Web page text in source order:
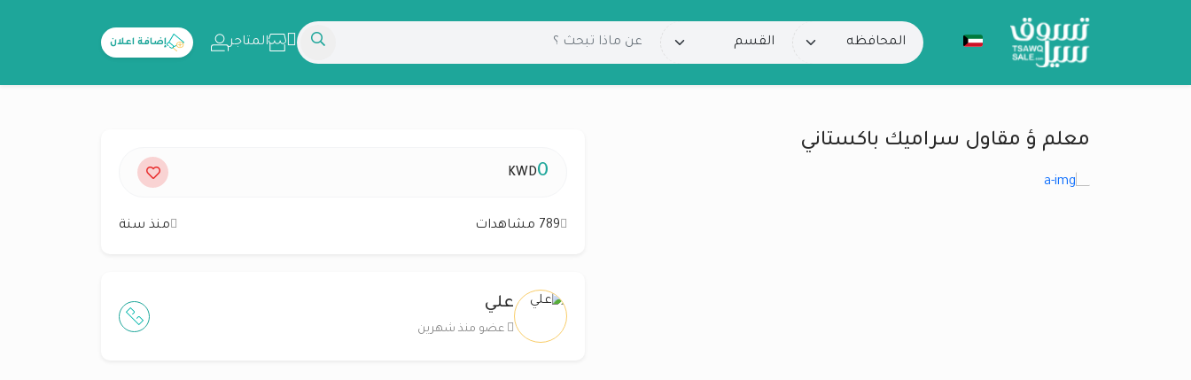
المتاجر إضافة اعلان
معلم ؤ مقاول سراميك باكستاني
0
KWD
789 مشاهدات منذ سنة
علي
عضو منذ شهرين